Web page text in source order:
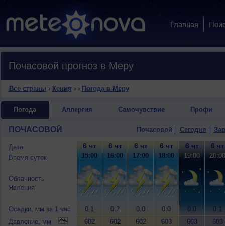
Главная
Почасовой прогноз в Меру
Все страны › Кения › › Погода в Меру
Погода Аллергия Самочувствие Профи
ПОЧАСОВОЙ Почасовой Сегодня
Дата
Время суток
Облачность
Явления
Осадки, мм за 1 час
Давление, мм
6 чт
15:00
0.1
602
6 чт
16:00
0.2
602
6 чт
17:00
0.0
602
6 чт
18:00
0.0
603
6 чт
19:00
0.0
603
6 чт
20:00
0.1
603